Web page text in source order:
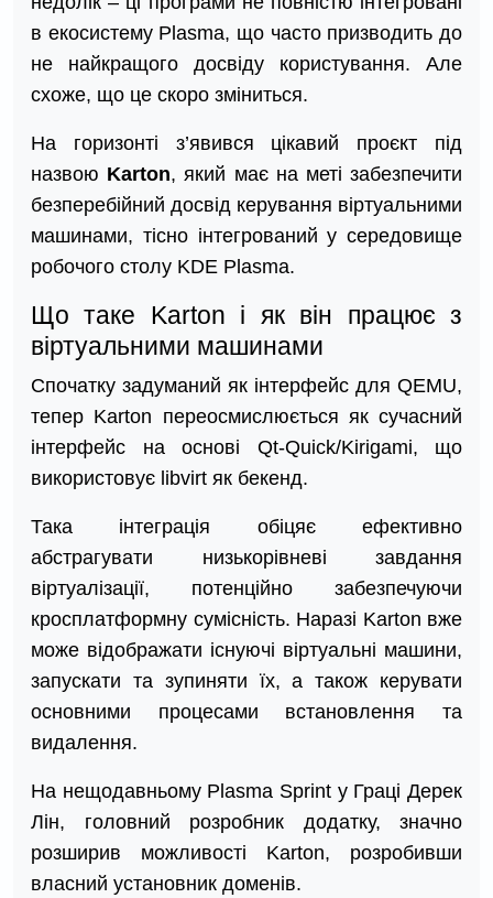
в екосистему Plasma, що часто призводить до
не найкращого досвіду користування. Але
схоже, що це скоро зміниться.
На горизонті з’явився цікавий проєкт під
назвою Karton, який має на меті забезпечити
безперебійний досвід керування віртуальними
машинами, тісно інтегрований у середовище
робочого столу KDE Plasma.
Що таке Karton і як він працює з
віртуальними машинами
Спочатку задуманий як інтерфейс для QEMU,
тепер Karton переосмислюється як сучасний
інтерфейс на основі Qt-Quick/Kirigami, що
використовує libvirt як бекенд.
Така інтеграція обіцяє ефективно
абстрагувати низькорівневі завдання
віртуалізації, потенційно забезпечуючи
кросплатформну сумісність. Наразі Karton вже
може відображати існуючі віртуальні машини,
запускати та зупиняти їх, а також керувати
основними процесами встановлення та
видалення.
На нещодавньому Plasma Sprint у Граці Дерек
Лін, головний розробник додатку, значно
розширив можливості Karton, розробивши
власний установник доменів.